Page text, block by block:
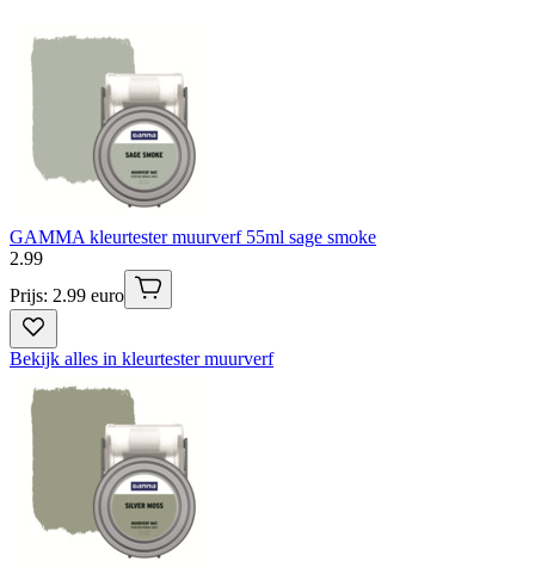
GAMMA kleurtester muurverf 55ml sage smoke
2.99
Prijs: 2.99 euro
Bekijk alles in kleurtester muurverf